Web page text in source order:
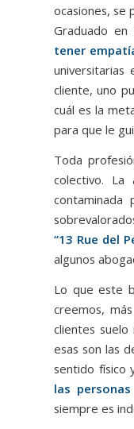
ocasiones, se
Graduado
tener
universitarias
cliente, uno
cuál es la
para que le
Toda
colectivo.
contaminada
“13 Rue del
algunos
Lo que este
creemos,
clientes suelo
esas son las
sentido físico
las
siempre es